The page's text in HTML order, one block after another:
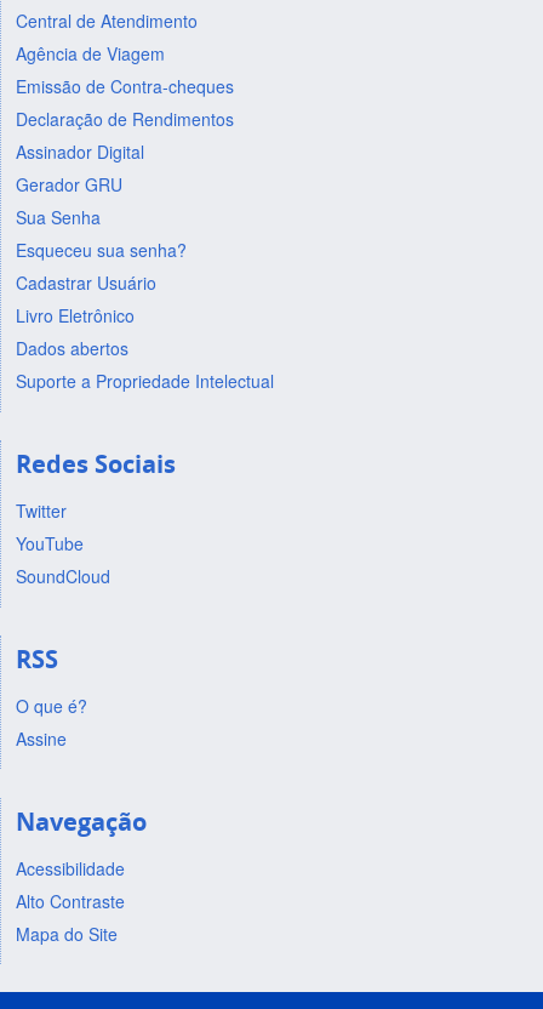
Central de Atendimento
Agência de Viagem
Emissão de Contra-cheques
Declaração de Rendimentos
Assinador Digital
Gerador GRU
Sua Senha
Esqueceu sua senha?
Cadastrar Usuário
Livro Eletrônico
Dados abertos
Suporte a Propriedade Intelectual
Redes Sociais
Twitter
YouTube
SoundCloud
RSS
O que é?
Assine
Navegação
Acessibilidade
Alto Contraste
Mapa do Site